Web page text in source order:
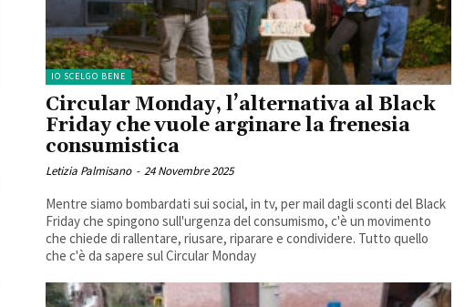
IO SCELGO BENE
Circular Monday, l’alternativa al Black
Friday che vuole arginare la frenesia
consumistica
Letizia Palmisano - 24 Novembre 2025
Mentre siamo bombardati sui social, in tv, per mail dagli sconti del Black
Friday che spingono sull'urgenza del consumismo, c'è un movimento
che chiede di rallentare, riusare, riparare e condividere. Tutto quello
che c'è da sapere sul Circular Monday